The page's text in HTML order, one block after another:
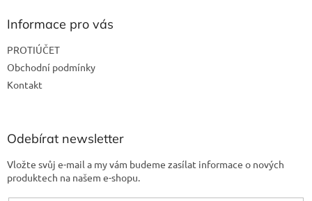
Informace pro vás
PROTIÚČET
Obchodní podmínky
Kontakt
Odebírat newsletter
Vložte svůj e-mail a my vám budeme zasílat informace o nových
produktech na našem e-shopu.